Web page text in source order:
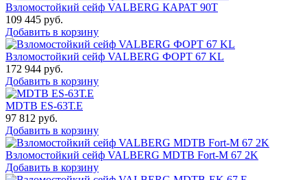
Взломостойкий сейф VALBERG КАРАТ 90T
109 445 руб.
Добавить в корзину
Взломостойкий сейф VALBERG ФОРТ 67 KL
172 944 руб.
Добавить в корзину
MDTB ES-63Т.Е
97 812 руб.
Добавить в корзину
Взломостойкий сейф VALBERG MDTB Fort-M 67 2K
Добавить в корзину